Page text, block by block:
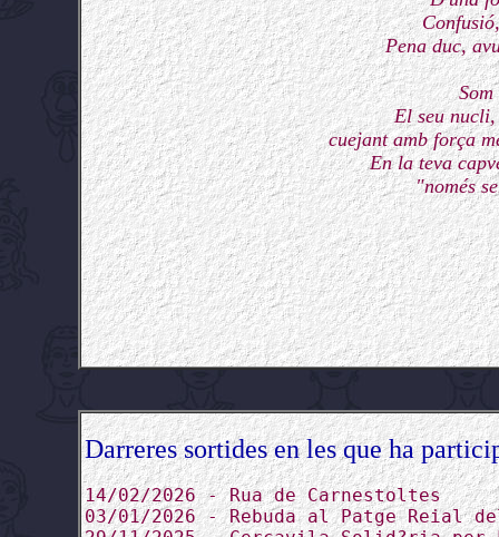
Pena duc,
El seu
cuejant amb força
En la teva
"només
Darreres sortides en les que ha
14/02/2026 - Rua de Carnestoltes
03/01/2026 - Rebuda al Patge Reial